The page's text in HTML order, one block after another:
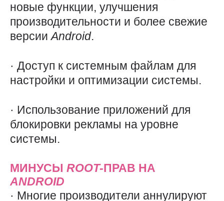
новые функции, улучшения
производительности и более свежие
версииAndroid.
· Доступ к системным файлам для
настройки и оптимизации системы.
· Использование приложений для
блокировки рекламы на уровне
системы.
МИНУСЫ ROOT-ПРАВ НА
ANDROID
· Многие производители аннулируют